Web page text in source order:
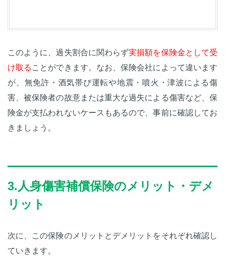
このように、過失割合に関わらず実損額を保険金として受
け取る ことができます。なお、保険会社によって違います
が、無免許・酒気帯び運転や地震・噴火・津波による傷
害、被保険者の故意または重大な過失による傷害など、保
険金が支払われないケースもあるので、事前に確認してお
きましょう。
3.人身傷害補償保険のメリット・デメ
リット
次に、この保険のメリットとデメリットをそれぞれ確認し
ていきます。